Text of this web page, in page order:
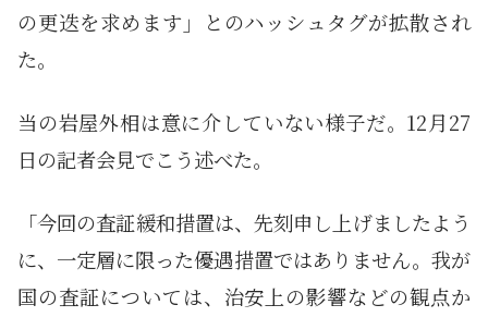
の更迭を求めます」とのハッシュタグが拡散され
た。
当の岩屋外相は意に介していない様子だ。12月27
日の記者会見でこう述べた。
「今回の査証緩和措置は、先刻申し上げましたよう
に、一定層に限った優遇措置ではありません。我が
国の査証については、治安上の影響などの観点か